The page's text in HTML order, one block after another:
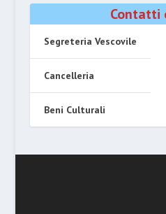
Contatti
Segreteria Vescovile
Cancelleria
Beni Culturali